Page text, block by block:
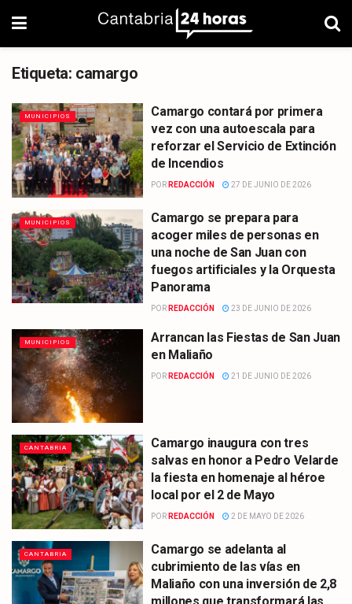
Etiqueta: camargo
MUNICIPIOS
Camargo contará por primera
vez con una autoescala para
reforzar el Servicio de Extinción
de Incendios
POR REDACCIÓN 27 DE JUNIO DE 2026
MUNICIPIOS
Camargo se prepara para
acoger miles de personas en
una noche de San Juan con
fuegos artificiales y la Orquesta
Panorama
POR REDACCIÓN 23 DE JUNIO DE 2026
MUNICIPIOS
Arrancan las Fiestas de San Juan
en Maliaño
POR REDACCIÓN 21 DE JUNIO DE 2026
CANTABRIA
Camargo inaugura con tres
salvas en honor a Pedro Velarde
la fiesta en homenaje al héroe
local por el 2 de Mayo
POR REDACCIÓN 2 DE MAYO DE 2026
CANTABRIA
Camargo se adelanta al
cubrimiento de las vías en
Maliaño con una inversión de 2,8
millones que transformará las